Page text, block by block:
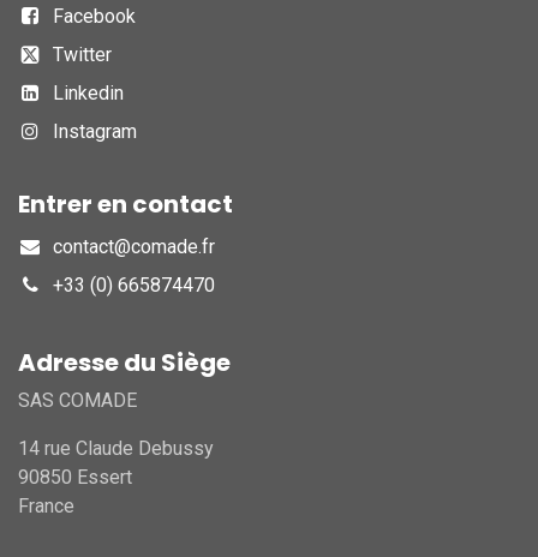
Facebook
Twitter
Linkedin
Instagram
Entrer en contact
contact@comade.fr
+33 (0) 665874470
Adresse du Siège
SAS COMADE
14 rue Claude Debussy
90850 Essert
France